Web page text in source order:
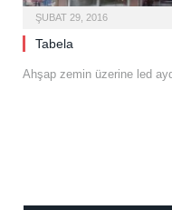
ŞUBAT 29, 2016
Tabela
Ahşap zemin üzerine led